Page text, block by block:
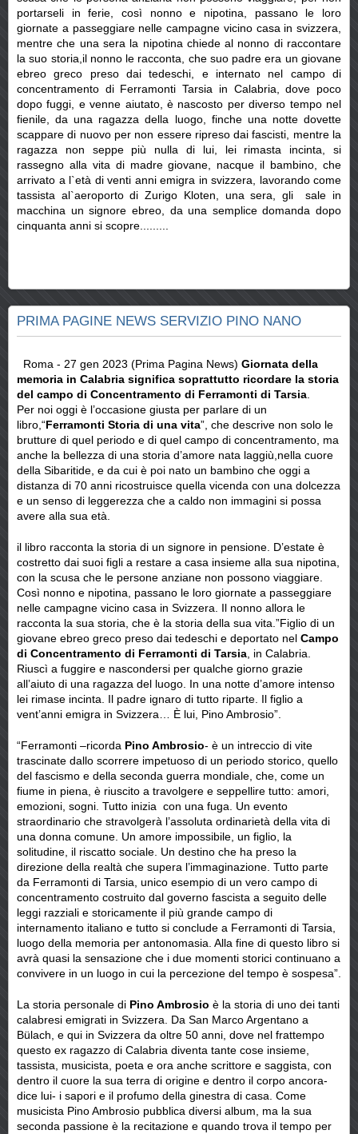
portarseli in ferie, così nonno e nipotina, passano le loro
giornate a passeggiare nelle campagne vicino casa in svizzera,
mentre che una sera la nipotina chiede al nonno di raccontare
la suo storia,il nonno le racconta, che suo padre era un giovane
ebreo greco preso dai tedeschi, e internato nel campo di
concentramento di Ferramonti Tarsia in Calabria, dove poco
dopo fuggi, e venne aiutato, è nascosto per diverso tempo nel
fienile, da una ragazza della luogo, finche una notte dovette
scappare di nuovo per non essere ripreso dai fascisti, mentre la
ragazza non seppe più nulla di lui, lei rimasta incinta, si
rassegno alla vita di madre giovane, nacque il bambino, che
arrivato a l`età di venti anni emigra in svizzera, lavorando come
tassista al`aeroporto di Zurigo Kloten, una sera, gli sale in
macchina un signore ebreo, da una semplice domanda dopo
cinquanta anni si scopre.........
PRIMA PAGINE NEWS SERVIZIO PINO NANO
Roma - 27 gen 2023 (Prima Pagina News) Giornata della
memoria in Calabria significa soprattutto ricordare la storia
del campo di Concentramento di Ferramonti di Tarsia
Per noi oggi è l’occasione giusta per parlare di un
libro,“Ferramonti Storia di una vita”, che descrive non solo le
brutture di quel periodo e di quel campo di concentramento, ma
anche la bellezza di una storia d’amore nata laggiù,nella cuore
della Sibaritide, e da cui è poi nato un bambino che oggi a
distanza di 70 anni ricostruisce quella vicenda con una dolcezza
e un senso di leggerezza che a caldo non immagini si possa
avere alla sua età.
il libro racconta la storia di un signore in pensione. D’estate è
costretto dai suoi figli a restare a casa insieme alla sua nipotina,
con la scusa che le persone anziane non possono viaggiare.
Così nonno e nipotina, passano le loro giornate a passeggiare
nelle campagne vicino casa in Svizzera. Il nonno allora le
racconta la sua storia, che è la storia della sua vita.”Figlio di un
giovane ebreo greco preso dai tedeschi e deportato nel Campo
di Concentramento di Ferramonti di Tarsia , in Calabria.
Riuscì a fuggire e nascondersi per qualche giorno grazie
all’aiuto di una ragazza del luogo. In una notte d’amore intenso
lei rimase incinta. Il padre ignaro di tutto riparte. Il figlio a
vent’anni emigra in Svizzera… È lui, Pino Ambrosio”.
“Ferramonti –ricorda Pino Ambrosio- è un intreccio di vite
trascinate dallo scorrere impetuoso di un periodo storico, quello
del fascismo e della seconda guerra mondiale, che, come un
fiume in piena, è riuscito a travolgere e seppellire tutto: amori,
emozioni, sogni. Tutto inizia con una fuga. Un evento
straordinario che stravolgerà l’assoluta ordinarietà della vita di
una donna comune. Un amore impossibile, un figlio, la
solitudine, il riscatto sociale. Un destino che ha preso la
direzione della realtà che supera l’immaginazione. Tutto parte
da Ferramonti di Tarsia, unico esempio di un vero campo di
concentramento costruito dal governo fascista a seguito delle
leggi razziali e storicamente il più grande campo di
internamento italiano e tutto si conclude a Ferramonti di Tarsia,
luogo della memoria per antonomasia. Alla fine di questo libro si
avrà quasi la sensazione che i due momenti storici continuano a
convivere in un luogo in cui la percezione del tempo è sospesa”.
La storia personale di Pino Ambrosio è la storia di uno dei tanti
calabresi emigrati in Svizzera. Da San Marco Argentano a
Bülach, e qui in Svizzera da oltre 50 anni, dove nel frattempo
questo ex ragazzo di Calabria diventa tante cose insieme,
tassista, musicista, poeta e ora anche scrittore e saggista, con
dentro il cuore la sua terra di origine e dentro il corpo ancora-
dice lui- i sapori e il profumo della ginestra di casa. Come
musicista Pino Ambrosio pubblica diversi album, ma la sua
seconda passione è la recitazione e quando trova il tempo per